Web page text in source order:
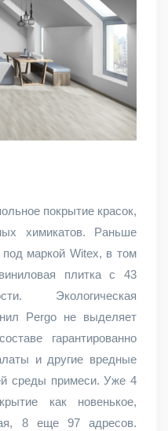
покрытие красок,
химикатов. Раньше
маркой Witex, в том
плитка с 43
Экологическая
Pergo не выделяет
гарантированно
и другие вредные
среды примеси. Уже 4
как новенькое,
8 еще 97 адресов.